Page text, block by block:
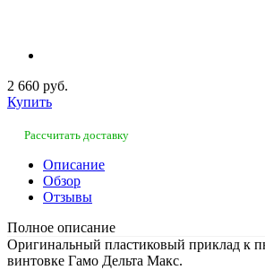
2 660 руб.
Купить
Рассчитать доставку
Описание
Обзор
Отзывы
Полное описание
Оригинальный пластиковый приклад к
винтовке Гамо Дельта Макс.